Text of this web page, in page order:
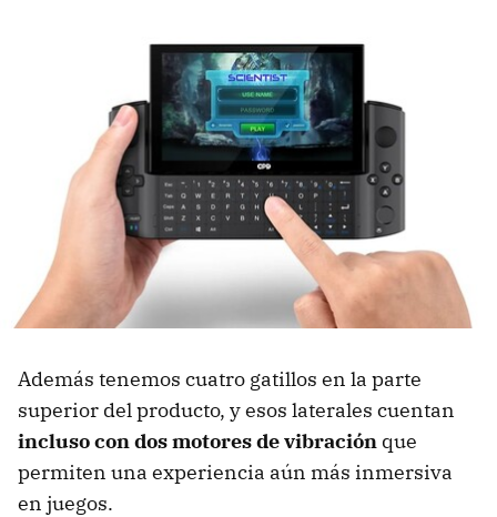
Además tenemos cuatro gatillos en la parte
superior del producto, y esos laterales cuentan
incluso con dos motores de vibración que
permiten una experiencia aún más inmersiva
en juegos.